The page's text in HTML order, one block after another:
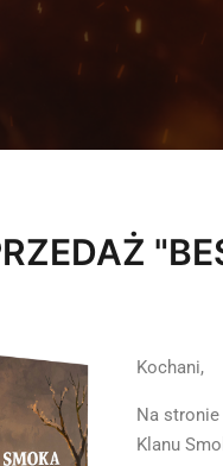
Kochani,
Na
Klanu